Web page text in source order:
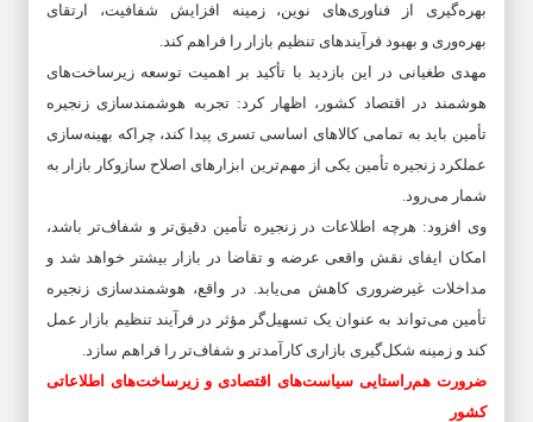
بهره‌گیری از فناوری‌های نوین، زمینه افزایش شفافیت، ارتقای
بهره‌وری و بهبود فرآیندهای تنظیم بازار را فراهم کند.
مهدی طغیانی در این بازدید با تأکید بر اهمیت توسعه زیرساخت‌های
هوشمند در اقتصاد کشور، اظهار کرد: تجربه هوشمندسازی زنجیره
تأمین باید به تمامی کالاهای اساسی تسری پیدا کند، چراکه بهینه‌سازی
عملکرد زنجیره تأمین یکی از مهم‌ترین ابزارهای اصلاح سازوکار بازار به
شمار می‌رود.
وی افزود: هرچه اطلاعات در زنجیره تأمین دقیق‌تر و شفاف‌تر باشد،
امکان ایفای نقش واقعی عرضه و تقاضا در بازار بیشتر خواهد شد و
مداخلات غیرضروری کاهش می‌یابد. در واقع، هوشمندسازی زنجیره
تأمین می‌تواند به عنوان یک تسهیل‌گر مؤثر در فرآیند تنظیم بازار عمل
کند و زمینه شکل‌گیری بازاری کارآمدتر و شفاف‌تر را فراهم سازد.
ضرورت هم‌راستایی سیاست‌های اقتصادی و زیرساخت‌های اطلاعاتی
کشور